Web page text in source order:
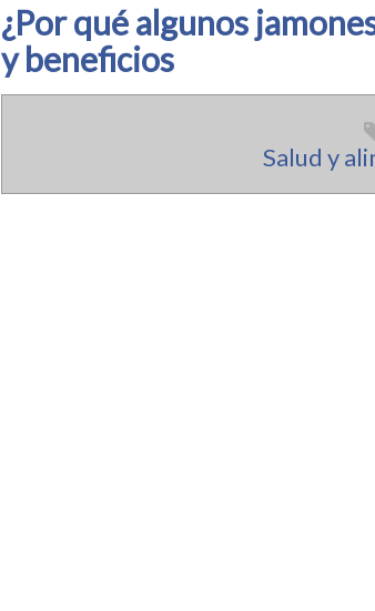
¿Por qué algunos
y beneficios
Salud y